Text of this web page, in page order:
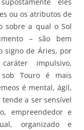
ou os atributos de
sobre a qual o Sol
– são bem
signo de Áries, por
impulsivo,
Touro é mais
é mental, ágil,
a ser sensível
empreendedor e
organizado e